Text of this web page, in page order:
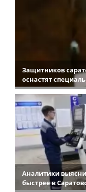
Защитников
оснастят
Аналитики
быстрее в